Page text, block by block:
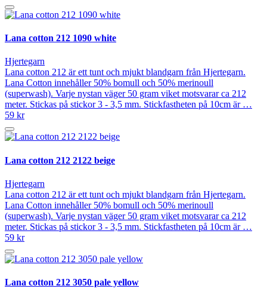
Lana cotton 212 1090 white
Hjertegarn
Lana cotton 212 är ett tunt och mjukt blandgarn från Hjertegarn.
Lana Cotton innehåller 50% bomull och 50% merinoull
(superwash). Varje nystan väger 50 gram viket motsvarar ca 212
meter. Stickas på stickor 3 - 3,5 mm. Stickfastheten på 10cm är …
59 kr
Lana cotton 212 2122 beige
Hjertegarn
Lana cotton 212 är ett tunt och mjukt blandgarn från Hjertegarn.
Lana Cotton innehåller 50% bomull och 50% merinoull
(superwash). Varje nystan väger 50 gram viket motsvarar ca 212
meter. Stickas på stickor 3 - 3,5 mm. Stickfastheten på 10cm är …
59 kr
Lana cotton 212 3050 pale yellow